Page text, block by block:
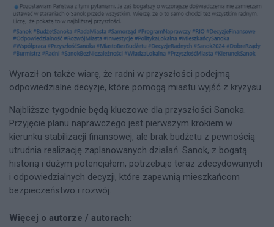
Wyraził on także wiarę, że radni w przyszłości podejmą
odpowiedzialne decyzje, które pomogą miastu wyjść z kryzysu.
Najbliższe tygodnie będą kluczowe dla przyszłości Sanoka.
Przyjęcie planu naprawczego jest pierwszym krokiem w
kierunku stabilizacji finansowej, ale brak budżetu z pewnością
utrudnia realizację zaplanowanych działań. Sanok, z bogatą
historią i dużym potencjałem, potrzebuje teraz zdecydowanych
i odpowiedzialnych decyzji, które zapewnią mieszkańcom
bezpieczeństwo i rozwój.
Więcej o autorze / autorach: